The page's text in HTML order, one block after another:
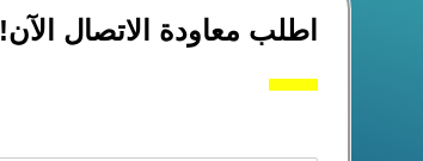
اطلب معاودة الاتصال الآن!